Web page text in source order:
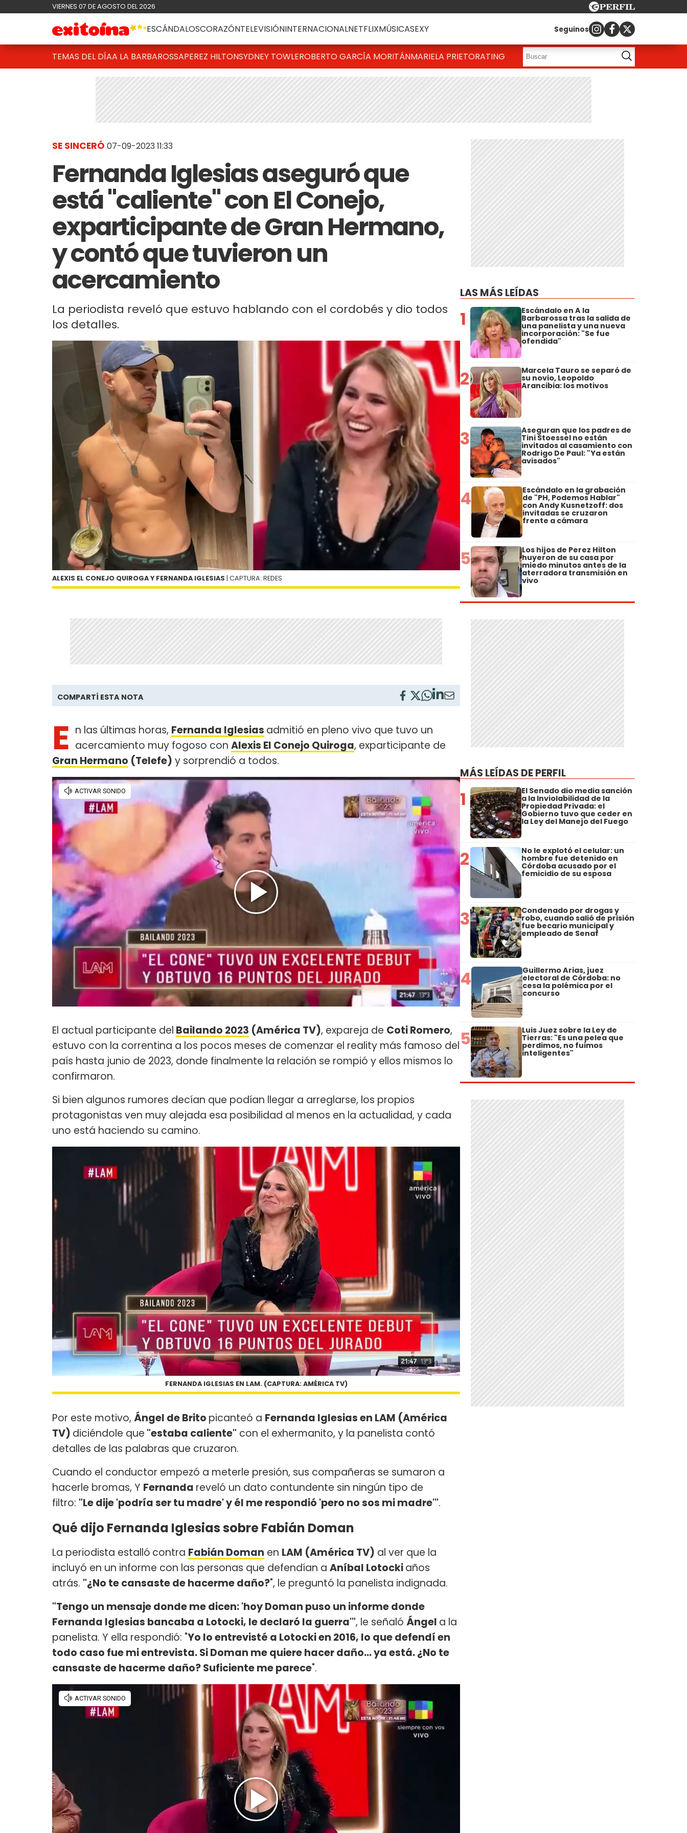
VIERNES 07 DE AGOSTO DEL 2026
ESCÁNDALOSCORAZÓNTELEVISIÓNINTERNACIONALNETFLIXMÚSICASEXY Seguinos
TEMAS DEL DÍAA LA BARBAROSSAPEREZ HILTONSYDNEY TOWLEROBERTO GARCÍA MORITÁNMARIELA PRIETORATING
SE SINCERÓ 07-09-2023 11:33
Fernanda Iglesias aseguró que
está "caliente" con El Conejo,
exparticipante de Gran Hermano,
y contó que tuvieron un
acercamiento
La periodista reveló que estuvo hablando con el cordobés y dio todos
los detalles.
ALEXIS EL CONEJO QUIROGA Y FERNANDA IGLESIAS | CAPTURA: REDES
COMPARTÍ ESTA NOTA
E n las últimas horas, Fernanda Iglesias admitió en pleno vivo que tuvo un
acercamiento muy fogoso con Alexis El Conejo Quiroga, exparticipante de
Gran Hermano (Telefe) y sorprendió a todos.
El actual participante del Bailando 2023 (América TV), expareja de Coti Romero,
estuvo con la correntina a los pocos meses de comenzar el reality más famoso del
país hasta junio de 2023, donde finalmente la relación se rompió y ellos mismos lo
confirmaron.
Si bien algunos rumores decían que podían llegar a arreglarse, los propios
protagonistas ven muy alejada esa posibilidad al menos en la actualidad, y cada
uno está haciendo su camino.
FERNANDA IGLESIAS EN LAM. (CAPTURA: AMÉRICA TV)
Por este motivo, Ángel de Brito picanteó a Fernanda Iglesias en LAM (América
TV) diciéndole que "estaba caliente" con el exhermanito, y la panelista contó
detalles de las palabras que cruzaron.
Cuando el conductor empezó a meterle presión, sus compañeras se sumaron a
hacerle bromas, Y Fernanda reveló un dato contundente sin ningún tipo de
filtro: "Le dije 'podría ser tu madre' y él me respondió 'pero no sos mi madre'".
Qué dijo Fernanda Iglesias sobre Fabián Doman
La periodista estalló contra Fabián Doman en LAM (América TV) al ver que la
incluyó en un informe con las personas que defendían a Aníbal Lotockiaños
atrás. "¿No te cansaste de hacerme daño?", le preguntó la panelista indignada.
"Tengo un mensaje donde me dicen: 'hoy Doman puso un informe donde
Fernanda Iglesias bancaba a Lotocki, le declaró la guerra'", le señaló Ángel a la
panelista. Y ella respondió: "Yo lo entrevisté a Lotocki en 2016, lo que defendí en
todo caso fue mi entrevista. Si Doman me quiere hacer daño... ya está. ¿No te
cansaste de hacerme daño? Suficiente me parece".
LAS MÁS LEÍDAS
1 Escándalo en A la
Barbarossa tras la salida de
una panelista y una nueva
incorporación: "Se fue
ofendida"
2 Marcela Tauro se separó de
su novio, Leopoldo
Arancibia: los motivos
3 Aseguran que los padres de
Tini Stoessel no están
invitados al casamiento con
Rodrigo De Paul: "Ya están
avisados"
4 Escándalo en la grabación
de "PH, Podemos Hablar"
con Andy Kusnetzoff: dos
invitadas se cruzaron
frente a cámara
5 Los hijos de Perez Hilton
huyeron de su casa por
miedo minutos antes de la
aterradora transmisión en
vivo
MÁS LEÍDAS DE PERFIL
1 El Senado dio media sanción
a la Inviolabilidad de la
Propiedad Privada: el
Gobierno tuvo que ceder en
la Ley del Manejo del Fuego
2 No le explotó el celular: un
hombre fue detenido en
Córdoba acusado por el
femicidio de su esposa
3 Condenado por drogas y
robo, cuando salió de prisión
fue becario municipal y
empleado de Senaf
4 Guillermo Arias, juez
electoral de Córdoba: no
cesa la polémica por el
concurso
5 Luis Juez sobre la Ley de
Tierras: "Es una pelea que
perdimos, no fuimos
inteligentes"